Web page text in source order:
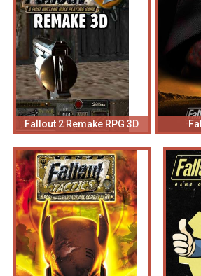
Fallout 2 Remake RPG 3D